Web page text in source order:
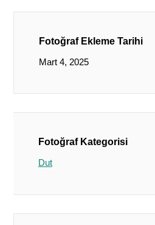
Fotoğraf Ekleme Tarihi
Mart 4, 2025
Fotoğraf Kategorisi
Dut